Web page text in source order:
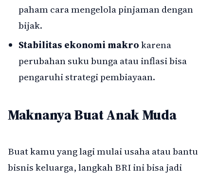
paham cara mengelola pinjaman dengan
bijak.
Stabilitas ekonomi makrokarena
perubahan suku bunga atau inflasi bisa
pengaruhi strategi pembiayaan.
Maknanya Buat Anak Muda
Buat kamu yang lagi mulai usaha atau bantu
bisnis keluarga, langkah BRI ini bisa jadi